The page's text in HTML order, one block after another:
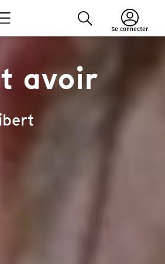
Se connecter
avoir